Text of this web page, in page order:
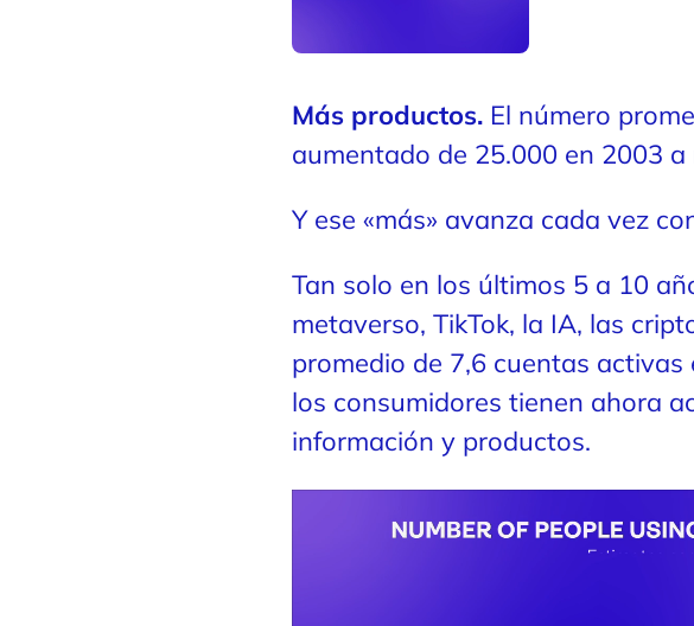
Más productos. El número
aumentado de 25.000 en 2003
Y ese «más» avanza cada vez
Tan solo en los últimos 5 a 10
metaverso, TikTok, la IA, las
promedio de 7,6 cuentas
los consumidores tienen ahora
información y productos.